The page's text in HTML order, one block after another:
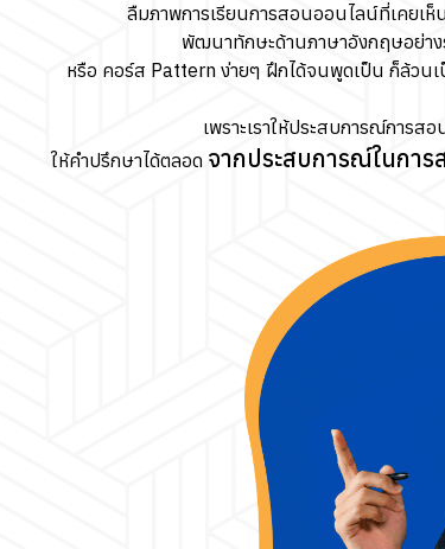
ลืมภาพการเรียนการสอนออนไลน์ที่เคยเห็
พัฒนาทักษะด้านภาษาอังกฤษอย่า
หรือ คอร์ส Pattern ง่ายๆ ฝึกได้จนพูดเป็น ก็ล้วนเ
เพราะเราให้ประสบการณ์การส
ให้คำปรึกษาได้ตลอด จากประสบการณ์ในกา